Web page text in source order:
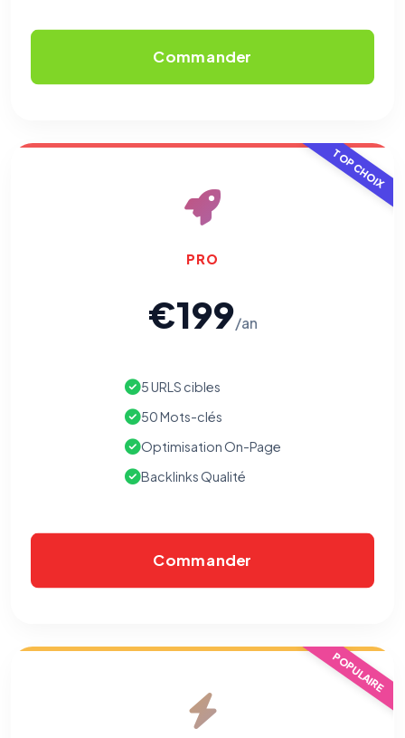
Commander
TOP CHOIX
PRO
€199/an
5 URLS cibles
50 Mots-clés
Optimisation On-Page
Backlinks Qualité
Commander
POPULAIRE
Nécessaires au fonctionnement du site : session, sécurité,
mémorisation de vos choix de consentement. Ils ne